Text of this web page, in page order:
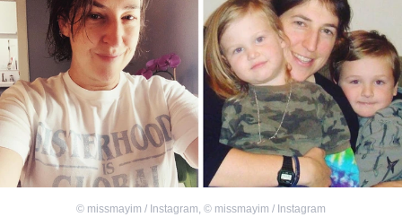
© missmayim / Instagram, © missmayim / Instagram